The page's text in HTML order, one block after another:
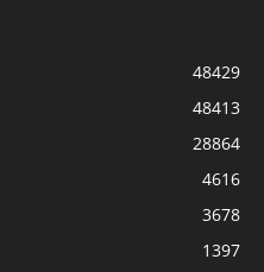
48429
48413
28864
4616
3678
1397